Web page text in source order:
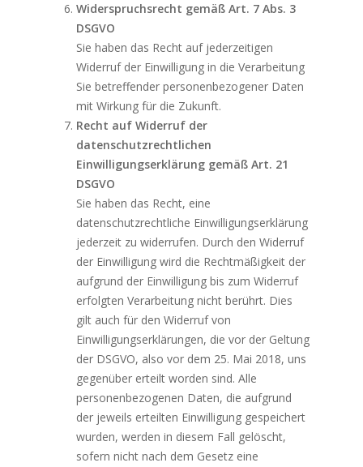
Widerspruchsrecht gemäß Art. 7 Abs. 3
DSGVO
Sie haben das Recht auf jederzeitigen
Widerruf der Einwilligung in die Verarbeitung
Sie betreffender personenbezogener Daten
mit Wirkung für die Zukunft.
Recht auf Widerruf der
datenschutzrechtlichen
Einwilligungserklärung gemäß Art. 21
DSGVO
Sie haben das Recht, eine
datenschutzrechtliche Einwilligungserklärung
jederzeit zu widerrufen. Durch den Widerruf
der Einwilligung wird die Rechtmäßigkeit der
aufgrund der Einwilligung bis zum Widerruf
erfolgten Verarbeitung nicht berührt. Dies
gilt auch für den Widerruf von
Einwilligungserklärungen, die vor der Geltung
der DSGVO, also vor dem 25. Mai 2018, uns
gegenüber erteilt worden sind. Alle
personenbezogenen Daten, die aufgrund
der jeweils erteilten Einwilligung gespeichert
wurden, werden in diesem Fall gelöscht,
sofern nicht nach dem Gesetz eine